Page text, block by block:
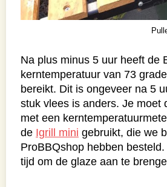
Na plus minus 5 uur heeft de
kerntemperatuur van 73
bereikt. Dit is ongeveer na 5
stuk vlees is anders. Je moet
met een
de Igrill mini gebruikt, die we
ProBBQshop hebben
tijd om de glaze aan te